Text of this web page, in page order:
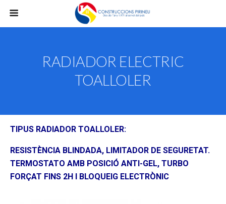
RADIADOR ELECTRIC
TOALLOLER
TIPUS RADIADOR TOALLOLER:
RESISTÈNCIA BLINDADA, LIMITADOR DE SEGURETAT.
TERMOSTATO AMB POSICIÓ ANTI-GEL, TURBO
FORÇAT FINS 2H I BLOQUEIG ELECTRÒNIC